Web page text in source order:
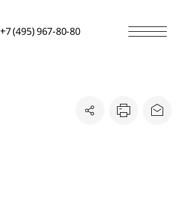
+7 (495) 967-80-80